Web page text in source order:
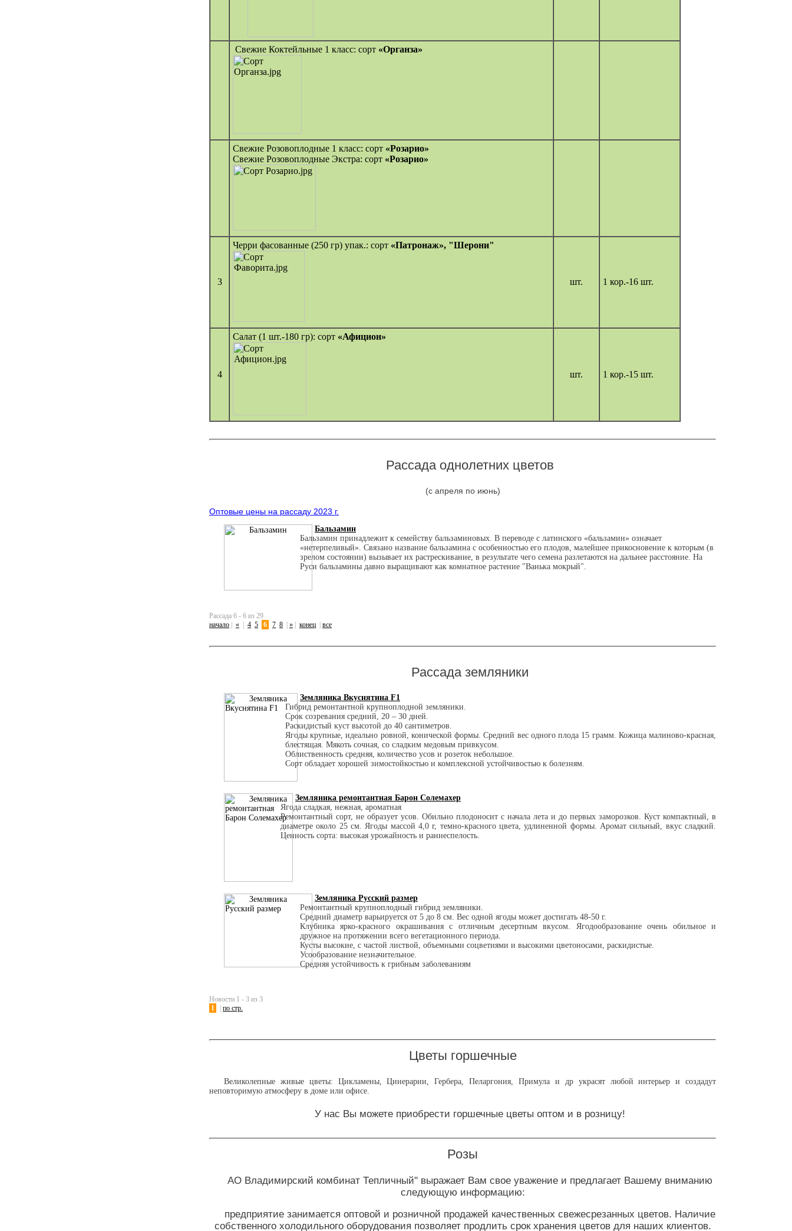
Свежие Коктейльные 1 класс: сорт «Органза»
Свежие Розовоплодные 1 класс: сорт «Розарио»
Свежие Розовоплодные Экстра: сорт «Розарио»
3
Черри фасованные (250 гр) упак.: сорт «Патронаж», "Шерони"
шт. 1 кор.-16 шт.
4
Салат (1 шт.-180 гр): сорт «Афицион»
шт. 1 кор.-15 шт.
Рассада однолетних цветов
(с апреля по июнь)
Оптовые цены на рассаду 2023 г.
Бальзамин
Бальзамин принадлежит к семейству бальзаминовых. В переводе с латинского «бальзамин» означает
«нетерпеливый». Связано название бальзамина с особенностью его плодов, малейшее прикосновение к которым (в
зрелом состоянии) вызывает их растрескивание, в результате чего семена разлетаются на дальнее расстояние. На
Руси бальзамины давно выращивают как комнатное растение "Ванька мокрый".
Рассада 6 - 6 из 29
начало | « | 4 5 6 7 8 | » | конец | все
Рассада земляники
Земляника Вкуснятина F1
Гибрид ремонтантной крупноплодной земляники.
Срок созревания средний, 20 – 30 дней.
Раскидистый куст высотой до 40 сантиметров.
Ягоды крупные, идеально ровной, конической формы. Средний вес одного плода 15 грамм. Кожица малиново-красная,
блестящая. Мякоть сочная, со сладким медовым привкусом.
Облиственность средняя, количество усов и розеток небольшое.
Сорт обладает хорошей зимостойкостью и комплексной устойчивостью к болезням.
Земляника ремонтантная Барон Солемахер
Ягода сладкая, нежная, ароматная
Ремонтантный сорт, не образует усов. Обильно плодоносит с начала лета и до первых заморозков. Куст компактный, в
диаметре около 25 см. Ягоды массой 4,0 г, темно-красного цвета, удлиненной формы. Аромат сильный, вкус сладкий.
Ценность сорта: высокая урожайность и раннеспелость.
Земляника Русский размер
Ремонтантный крупноплодный гибрид земляники.
Средний диаметр варьируется от 5 до 8 см. Вес одной ягоды может достигать 48-50 г.
Клубника ярко-красного окрашивания с отличным десертным вкусом. Ягодообразование очень обильное и
дружное на протяжении всего вегетационного периода.
Кусты высокие, с частой листвой, объемными соцветиями и высокими цветоносами, раскидистые.
Усообразование незначительное.
Средняя устойчивость к грибным заболеваниям
Новости 1 - 3 из 3
1
по стр.
Цветы горшечные
Великолепные живые цветы: Цикламены, Цинерарии, Гербера, Пеларгония, Примула и др украсят любой интерьер и создадут
неповторимую атмосферу в доме или офисе.
У нас Вы можете приобрести горшечные цветы оптом и в розницу!
Розы
АО Владимирский комбинат Тепличный" выражает Вам свое уважение и предлагает Вашему вниманию
следующую информацию:
предприятие занимается оптовой и розничной продажей качественных свежесрезанных цветов. Наличие
собственного холодильного оборудования позволяет продлить срок хранения цветов для наших клиентов.